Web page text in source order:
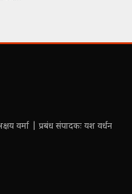
वर्मा | प्रबंध संपादकः यश वर्धन